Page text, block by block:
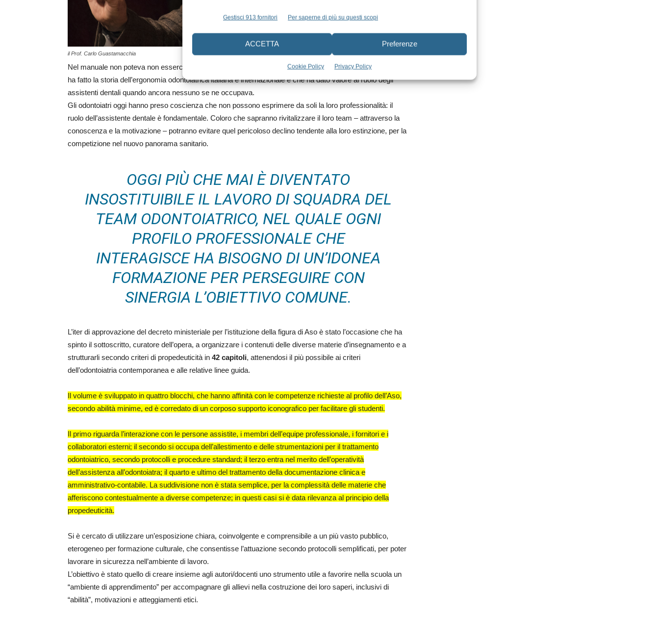
Gestisci 913 fornitori Per saperne di più su questi scopi
ACCETTA Preferenze
Cookie Policy Privacy Policy
il Prof. Carlo Guastamacchia
Nel manuale non poteva non esserci il contributo di Carlo Guastamacchia, voce libera e autorevole, che
ha fatto la storia dell’ergonomia odontoiatrica italiana e internazionale e che ha dato valore al ruolo degli
assistenti dentali quando ancora nessuno se ne occupava.
Gli odontoiatri oggi hanno preso coscienza che non possono esprimere da soli la loro professionalità: il
ruolo dell’assistente dentale è fondamentale. Coloro che sapranno rivitalizzare il loro team – attraverso la
conoscenza e la motivazione – potranno evitare quel pericoloso declino tendente alla loro estinzione, per la
competizione nel nuovo panorama sanitario.
OGGI PIÙ CHE MAI È DIVENTATO
INSOSTITUIBILE IL LAVORO DI SQUADRA DEL
TEAM ODONTOIATRICO, NEL QUALE OGNI
PROFILO PROFESSIONALE CHE
INTERAGISCE HA BISOGNO DI UN’IDONEA
FORMAZIONE PER PERSEGUIRE CON
SINERGIA L’OBIETTIVO COMUNE.
L’iter di approvazione del decreto ministeriale per l’istituzione della figura di Aso è stato l’occasione che ha
spinto il sottoscritto, curatore dell’opera, a organizzare i contenuti delle diverse materie d’insegnamento e a
strutturarli secondo criteri di propedeuticità in 42 capitoli, attenendosi il più possibile ai criteri
dell’odontoiatria contemporanea e alle relative linee guida.
Il volume è sviluppato in quattro blocchi, che hanno affinità con le competenze richieste al profilo dell’Aso,
secondo abilità minime, ed è corredato di un corposo supporto iconografico per facilitare gli studenti.
Il primo riguarda l’interazione con le persone assistite, i membri dell’equipe professionale, i fornitori e i
collaboratori esterni; il secondo si occupa dell’allestimento e delle strumentazioni per il trattamento
odontoiatrico, secondo protocolli e procedure standard; il terzo entra nel merito dell’operatività
dell’assistenza all’odontoiatra; il quarto e ultimo del trattamento della documentazione clinica e
amministrativo-contabile. La suddivisione non è stata semplice, per la complessità delle materie che
afferiscono contestualmente a diverse competenze; in questi casi si è data rilevanza al principio della
propedeuticità.
Si è cercato di utilizzare un’esposizione chiara, coinvolgente e comprensibile a un più vasto pubblico,
eterogeneo per formazione culturale, che consentisse l’attuazione secondo protocolli semplificati, per poter
lavorare in sicurezza nell’ambiente di lavoro.
L’obiettivo è stato quello di creare insieme agli autori/docenti uno strumento utile a favorire nella scuola un
“ambiente di apprendimento” per accompagnare gli allievi nella costruzione dei loro saperi, inclusivi di
“abilità”, motivazioni e atteggiamenti etici.